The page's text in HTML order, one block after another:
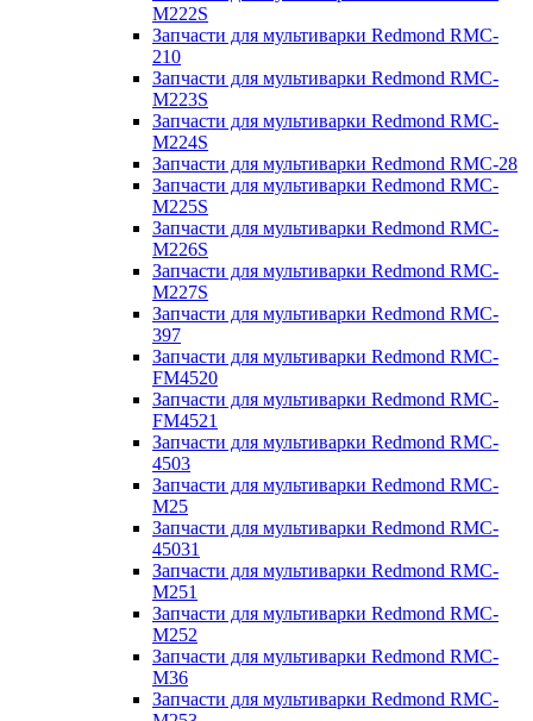
M222S
Запчасти для мультиварки Redmond RMC-
210
Запчасти для мультиварки Redmond RMC-
M223S
Запчасти для мультиварки Redmond RMC-
M224S
Запчасти для мультиварки Redmond RMC-28
Запчасти для мультиварки Redmond RMC-
M225S
Запчасти для мультиварки Redmond RMC-
M226S
Запчасти для мультиварки Redmond RMC-
M227S
Запчасти для мультиварки Redmond RMC-
397
Запчасти для мультиварки Redmond RMC-
FM4520
Запчасти для мультиварки Redmond RMC-
FM4521
Запчасти для мультиварки Redmond RMC-
4503
Запчасти для мультиварки Redmond RMC-
M25
Запчасти для мультиварки Redmond RMC-
45031
Запчасти для мультиварки Redmond RMC-
M251
Запчасти для мультиварки Redmond RMC-
M252
Запчасти для мультиварки Redmond RMC-
M36
Запчасти для мультиварки Redmond RMC-